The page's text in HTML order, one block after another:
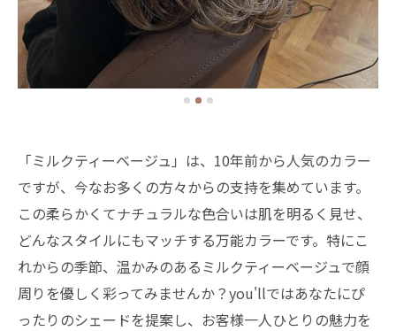
「ミルクティーベージュ」は、10年前から人気のカラー
ですが、今なお多くの方々からの支持を集めています。
この柔らかくてナチュラルな色合いは肌を明るく見せ、
どんなスタイルにもマッチする万能カラーです。特にこ
れからの季節、温かみのあるミルクティーベージュで顔
周りを優しく彩ってみませんか？you'llではあなたにぴ
ったりのシェードを提案し、お客様一人ひとりの魅力を